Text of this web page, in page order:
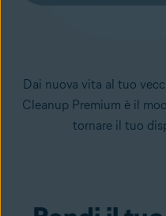
Dai nuova vita al tuo
Cleanup Premium è il
tornare il tuo